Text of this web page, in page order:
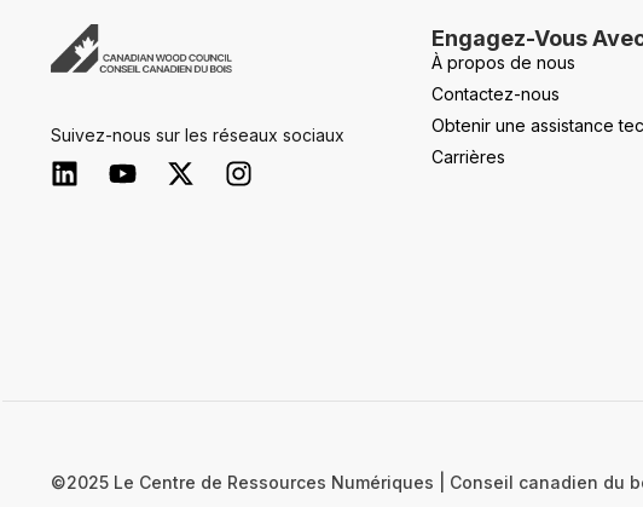
Suivez-nous sur les réseaux sociaux
Engagez-Vous
À propos de nous
Contactez-nous
Obtenir une assistance
Carrières
©2025 Le Centre de Ressources Numériques | Conseil canadien du